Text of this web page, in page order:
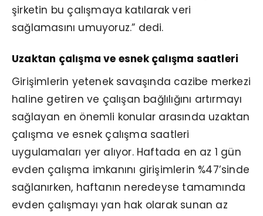
şirketin bu çalışmaya katılarak veri
sağlamasını umuyoruz.” dedi.
Uzaktan çalışma ve esnek çalışma saatleri
Girişimlerin yetenek savaşında cazibe merkezi
haline getiren ve çalışan bağlılığını artırmayı
sağlayan en önemli konular arasında uzaktan
çalışma ve esnek çalışma saatleri
uygulamaları yer alıyor. Haftada en az 1 gün
evden çalışma imkanını girişimlerin %47’sinde
sağlanırken, haftanın neredeyse tamamında
evden çalışmayı yan hak olarak sunan az